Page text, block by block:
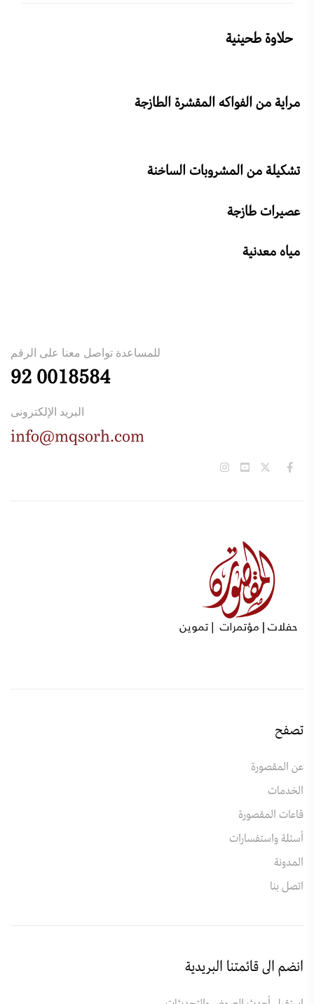
حلاوة طحينية
مراية من الفواكه المقشرة الطازجة
تشكيلة من المشروبات الساخنة
عصيرات طازجة
مياه معدنية
للمساعدة تواصل معنا على الرقم
92 0018584
البريد الإلكترونى
info@mqsorh.com
تصفح
عن المقصورة
الخدمات
قاعات المقصورة
أسئلة واستفسارات
المدونة
اتصل بنا
انضم الى قائمتنا البريدية